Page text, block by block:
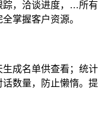
踪，洽谈进度，…所有
掌握客户资源。
成名单供查看；统计
数量，防止懒惰。提